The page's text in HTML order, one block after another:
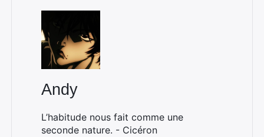
Andy
L’habitude nous fait comme une
seconde nature. - Cicéron